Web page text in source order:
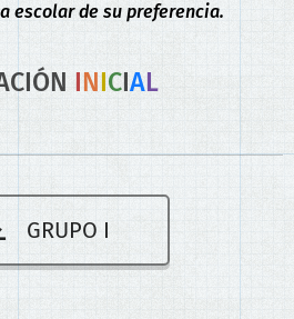
escolar de su preferencia.
INICIAL
GRUPO I